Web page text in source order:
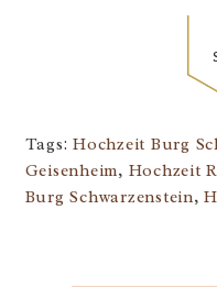
Tags:Hochzeit Burg
Geisenheim, Hochzeit
Burg Schwarzenstein,